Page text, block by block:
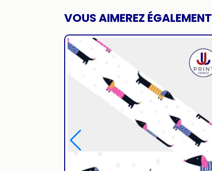
VOUS AIMEREZ ÉGALEMENT